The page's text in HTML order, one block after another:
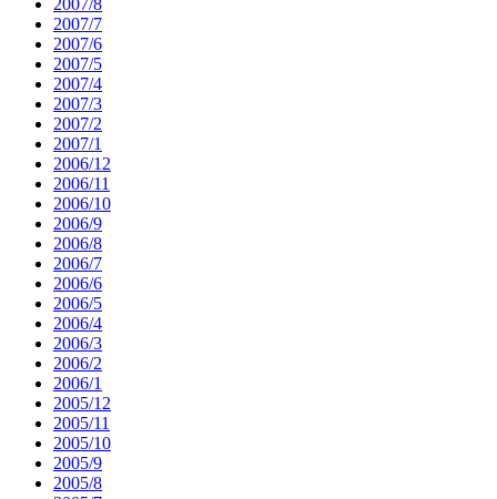
2007/7
2007/6
2007/5
2007/4
2007/3
2007/2
2007/1
2006/12
2006/11
2006/10
2006/9
2006/8
2006/7
2006/6
2006/5
2006/4
2006/3
2006/2
2006/1
2005/12
2005/11
2005/10
2005/9
2005/8